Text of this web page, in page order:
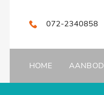
072-2340858
HOME AANBOD